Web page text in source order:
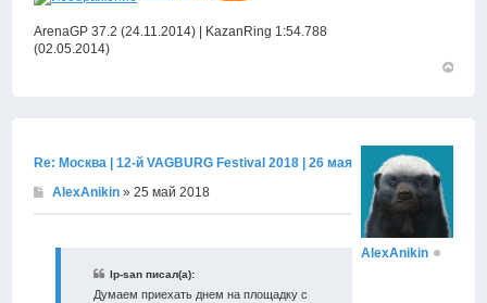
ArenaGP 37.2 (24.11.2014) | KazanRing 1:54.788
(02.05.2014)
Re: Москва | 12-й VAGBURG Festival 2018 | 26 мая
AlexAnikin » 25 май 2018
lp-san писал(а):
Думаем приехать днем на площадку с
AlexAnikin